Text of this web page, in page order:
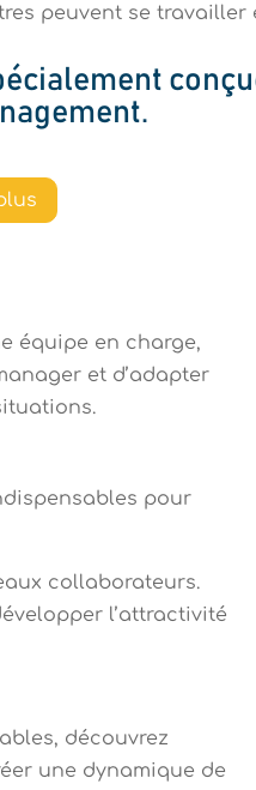
peuvent se travailler
.
équipe en charge,
et d’adapter
pour
collaborateurs.
l’attractivité
découvrez
une dynamique de